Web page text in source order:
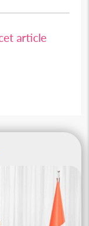
article